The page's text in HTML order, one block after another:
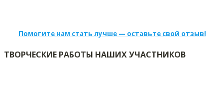
Помогите нам стать лучше — оставьте свой отзыв!
ТВОРЧЕСКИЕ РАБОТЫ НАШИХ УЧАСТНИКОВ